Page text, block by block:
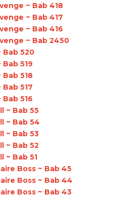
~ Bab 418
~ Bab 417
~ Bab 416
~ Bab 2450
Bab 520
519
Bab 518
517
516
~ Bab 55
~ Bab 54
~ Bab 53
~ Bab 52
~ Bab 51
Boss ~ Bab 45
Boss ~ Bab 44
Boss ~ Bab 43